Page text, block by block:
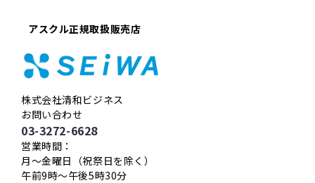
アスクル正規取扱販売店
株式会社清和ビジネス
お問い合わせ
03-3272-6628
営業時間：
月〜金曜日（祝祭日を除く）
午前9時〜午後5時30分